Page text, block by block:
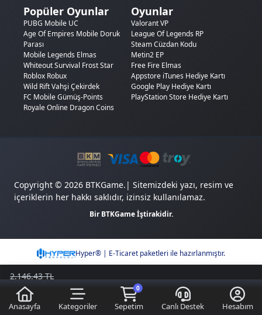
2,146.43 TL
1,923.68 TL
Kazancımı Gör 222,75 TL
Sepete Ekle
Anasayfa Kategoriler
0
Sepetim Canlı Destek Hesabım
Popüler Oyunlar
PUBG Mobile UC
Age Of Empires Mobile Doruk
Parası
Mobile Legends Elmas
Whiteout Survival Frost Star
Roblox Robux
Wild Rift Vahşi Çekirdek
FC Mobile Gümüş-Points
Royale Online Dragon Coins
Oyunlar
Valorant VP
League Of Legends RP
Steam Cüzdan Kodu
Metin2 EP
Free Fire Elmas
Appstore iTunes Hediye Kartı
Google Play Hediye Kartı
PlayStation Store Hediye Kartı
Copyright © 2026 BTKGame.| Sitemizdeki yazı, resim ve
içeriklerin her hakkı saklıdır, izinsiz kullanılamaz.
Bir BTKGame İştirakidir.
Hyper® | E-Ticaret paketleri ile hazırlanmıştır.